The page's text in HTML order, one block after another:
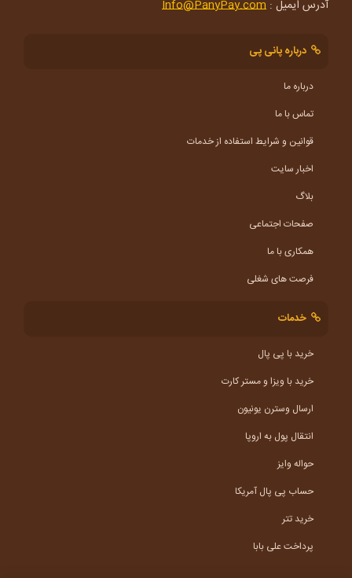
آدرس ایمیل : Info@PanyPay.com
درباره پانی پی
درباره ما
تماس با ما
قوانین و شرایط استفاده از خدمات
اخبار سایت
بلاگ
صفحات اجتماعی
همکاری با ما
فرصت های شغلی
خدمات
خرید با پی پال
خرید با ویزا و مستر کارت
ارسال وسترن یونیون
انتقال پول به اروپا
حواله وایز
حساب پی پال آمریکا
خرید تتر
پرداخت علی بابا